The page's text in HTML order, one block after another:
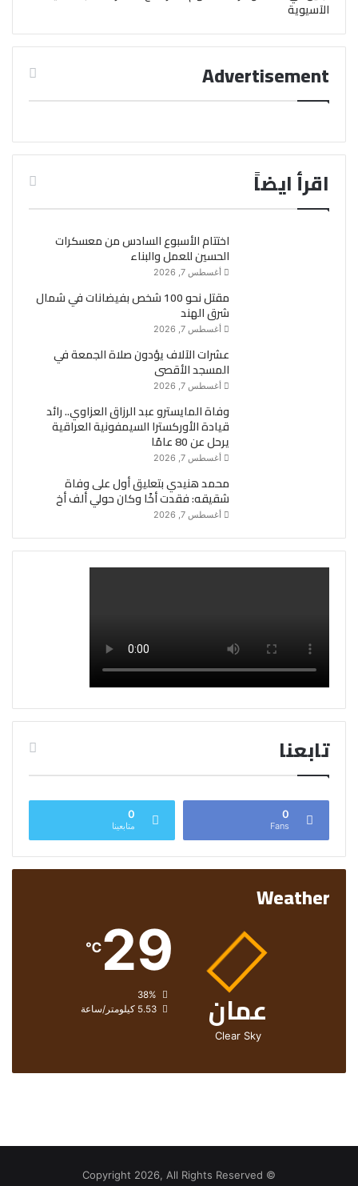
الآسيوية
Advertisement
اقرأ ايضاً
اختتام الأسبوع السادس من معسكرات
الحسين للعمل والبناء
أغسطس 7, 2026
مقتل نحو 100 شخص بفيضانات في شمال
شرق الهند
أغسطس 7, 2026
عشرات الآلاف يؤدون صلاة الجمعة في
المسجد الأقصى
أغسطس 7, 2026
وفاة المايسترو عبد الرزاق العزاوي.. رائد
قيادة الأوركسترا السيمفونية العراقية
يرحل عن 80 عامًا
أغسطس 7, 2026
محمد هنيدي بتعليق أول على وفاة
شقيقه: فقدت أخًا وكان حولي ألف أخ
أغسطس 7, 2026
تابعنا
0
Fans
0
متابعينا
Weather
عمان
Clear Sky
29
℃
الرطوبة:
الرياح:5.53 كيلومتر/ساعة
© Copyright 2026, All Rights Reserved